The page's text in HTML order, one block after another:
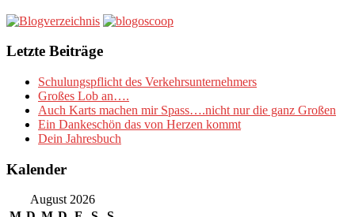
Letzte Beiträge
Schulungspflicht des Verkehrsunternehmers
Großes Lob an….
Auch Karts machen mir Spass….nicht nur die ganz Großen
Ein Dankeschön das von Herzen kommt
Dein Jahresbuch
Kalender
August 2026